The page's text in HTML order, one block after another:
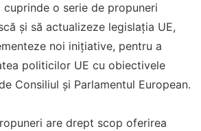
o serie de propuneri
și să actualizeze legislația UE,
noi inițiative, pentru a
politicilor UE cu obiectivele
Consiliul și Parlamentul European.
are drept scop oferirea